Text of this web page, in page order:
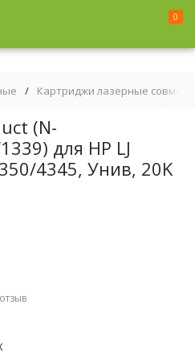
0
/ Картриджи лазерные
(N-
для HP LJ
4345, Унив, 20K